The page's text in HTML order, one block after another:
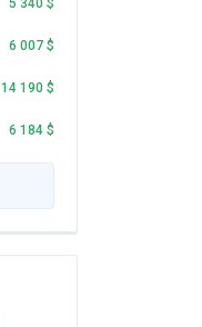
5 340 $
6 007 $
14 190 $
6 184 $